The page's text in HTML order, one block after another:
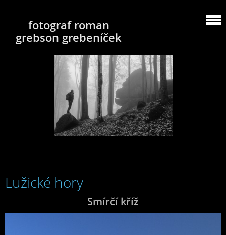
fotograf roman
grebson grebeníček
Lužické hory
Smírčí kříž